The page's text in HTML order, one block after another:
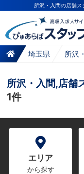
所沢・入間の店舗
埼玉県 所沢
所沢・入間,店舗
1件
エリア
から探す